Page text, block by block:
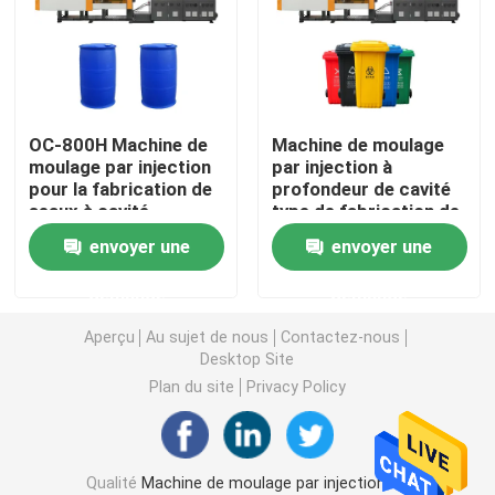
Machine hydraulique de moulage par injection
machine à grande vitesse de moulage par injection
Machine de moulage par injection de moteur servo
Machine de moulage par injection d'ANIMAL FAMILIER
Machine de moulage par injection de PVC
Mini Injection Molding Machine
OC-800H Machine de
moulage par injection
pour la fabrication de
seaux à cavité
profonde pour fûts de
stockage en plastique
envoyer une
Machine de moulage
par injection à
profondeur de cavité
type de fabrication de
seaux pour poubelles
industrielles
extérieures
envoyer une
Aperçu Au sujet de nous
Contactez-nous
Desktop Site
Plan du site
Privacy Policy
Qualité Machine de moulage par injection de